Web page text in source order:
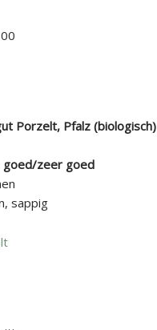
Porzelt, Pfalz (biologisch)
goed/zeer goed
sappig